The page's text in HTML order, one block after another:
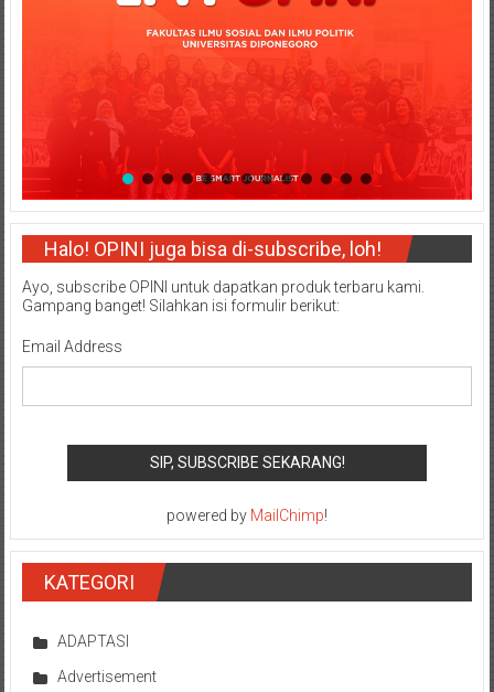
Halo! OPINI juga bisa di-subscribe, loh!
Ayo, subscribe OPINI untuk dapatkan produk terbaru kami.
Gampang banget! Silahkan isi formulir berikut:
Email Address
powered by MailChimp!
KATEGORI
ADAPTASI
Advertisement